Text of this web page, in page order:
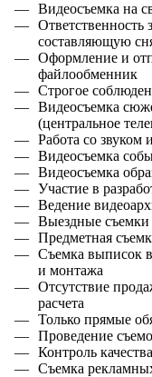
Видеосъемка на
Ответственность
составляющую
Оформление и
файлообменник
Строгое
Видеосъемка
(центральное
Работа со звуком
Видеосъемка
Видеосъемка
Участие в
Ведение
Выездные съемки
Предметная
Съемка выписок
и монтажа
Отсутствие
расчета
Только прямые
Проведение
Контроль
Съемка